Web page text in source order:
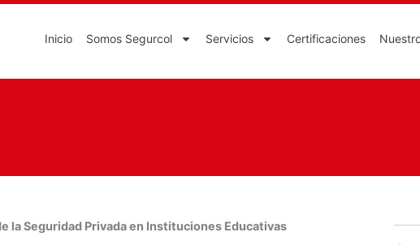
Inicio Somos Segurcol Servicios Certificaciones
la Seguridad Privada en Instituciones Educativas